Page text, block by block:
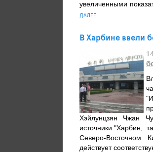
увеличенными
ДАЛЕЕ
В Харбине ввели
Хэйлунцзян Чжан
источники."Харбин,
Северо-Восточном
действует